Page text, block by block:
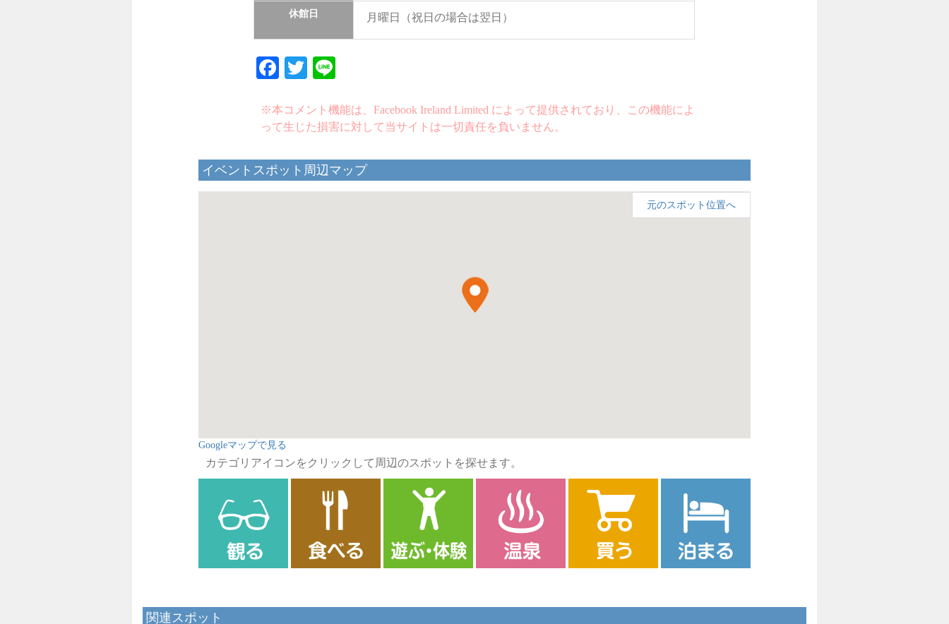
休館日 月曜日（祝日の場合は翌日）
Facebook
Twitter
※本コメント機能は、Facebook Ireland Limited によって提供されており、この機能によ
って生じた損害に対して当サイトは一切責任を負いません。
イベントスポット周辺マップ
元のスポット位置へ
Googleマップで見る
カテゴリアイコンをクリックして周辺のスポットを探せます。
関連スポット